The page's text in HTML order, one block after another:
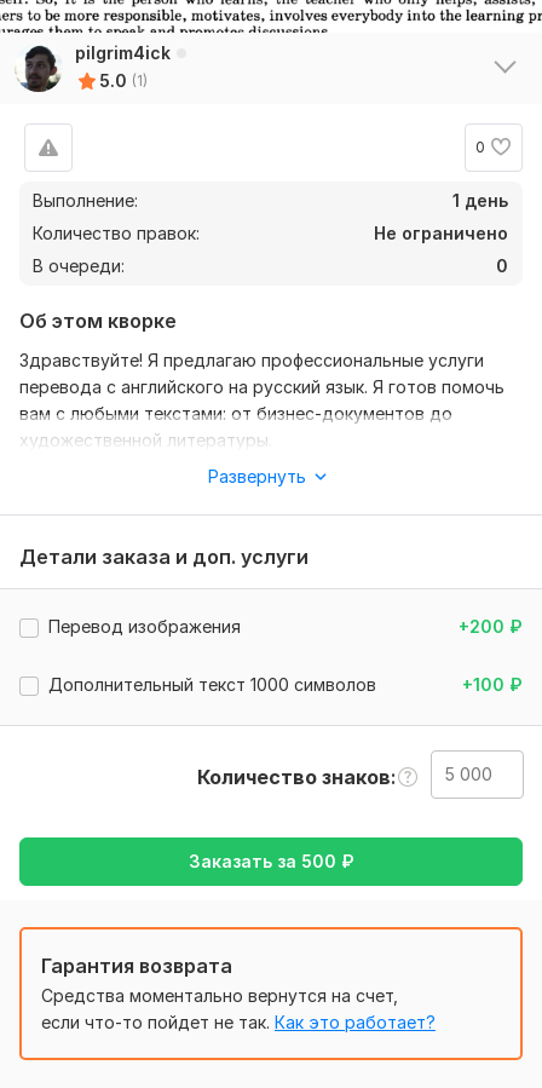
pilgrim4ick
5.0 (1)
0
Выполнение:
1 день
Количество правок:
Не ограничено
В очереди:
0
Об этом кворке
Здравствуйте! Я предлагаю профессиональные услуги
перевода с английского на русский язык. Я готов помочь
вам с любыми текстами: от бизнес-документов до
художественной литературы.
Точный перевод: Гарантирую сохранение смысла и
обговоренные сроки.
Почему выбирают меня:
Профессионализм и качество
Индивидуальный подход
Развернуть
Детали заказа и доп. услуги
Перевод изображения +200 ₽
Дополнительный текст 1000 символов +100 ₽
Количество знаков
Заказать за 500 ₽
Гарантия возврата
Средства моментально вернутся на счет,
если что-то пойдет не так. Как это работает?